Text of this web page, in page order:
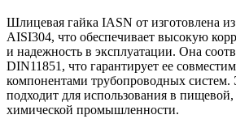
Шлицевая гайка IASN от изготовлена
AISI304, что обеспечивает высокую
и надежность в эксплуатации. Она
DIN11851, что гарантирует ее
компонентами трубопроводных систем.
подходит для использования в
химической промышленности.